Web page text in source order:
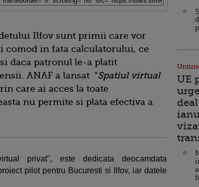
Ilfov sunt primii care vor
comod in fata calculatorului, ce
daca patronul le-a platit
ANAF a lansat "Spatiul virtual
care ai acces la toate
nu permite si plata efectiva a
privat", este dedicata deocamdata
pilot pentru Bucuresti si Ilfov, iar datele
UE